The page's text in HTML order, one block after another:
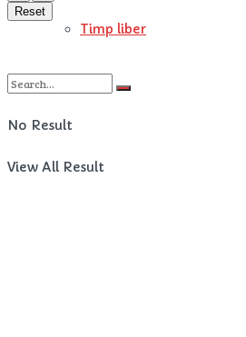
Timp liber
No Result
View All Result
Reset